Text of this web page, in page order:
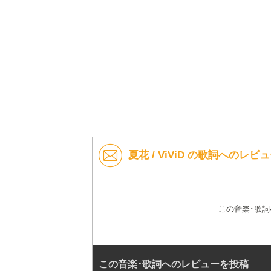
夏花 / ViViD の歌詞へのレビ
この音楽･歌
この音楽･歌詞へのレビューを投稿